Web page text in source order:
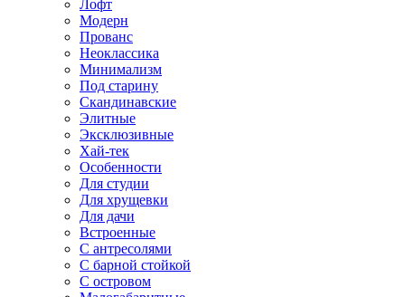
Лофт
Модерн
Прованс
Неоклассика
Минимализм
Под старину
Скандинавские
Элитные
Эксклюзивные
Хай-тек
Особенности
Для студии
Для хрущевки
Для дачи
Встроенные
С антресолями
С барной стойкой
С островом